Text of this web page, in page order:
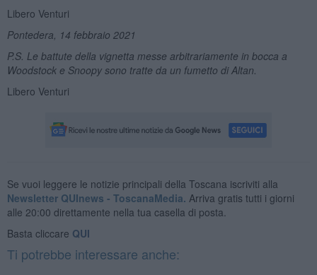
Libero Venturi
Pontedera, 14 febbraio 2021
P.S. Le battute della vignetta messe arbitrariamente in bocca a
Woodstock e Snoopy sono tratte da un fumetto di Altan.
Libero Venturi
Se vuoi leggere le notizie principali della Toscana iscriviti alla
Newsletter QUInews - ToscanaMedia. Arriva gratis tutti i giorni
alle 20:00 direttamente nella tua casella di posta.
Basta cliccare QUI
Ti potrebbe interessare anche: